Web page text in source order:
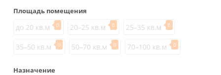
Площадь помещения
до 20 кв.м 0 20–25 кв.м 0 25–35 кв.м 0
35–50 кв.м 0 50–70 кв.м 0 70–100 кв.м 0
Назначение